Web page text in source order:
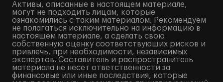
Активы, описанные в настоящем материале,
могут не подходить лицам, которые
ознакомились с таким материалом. Рекомендуем
не полагаться исключительно на информацию в
настоящем материале, а сделать свою
собственную оценку соответствующих рисков и
привлечь, при необходимости, независимых
экспертов. Составитель и распространитель
материала не несет ответственности за
финансовые или иные последствия, которые